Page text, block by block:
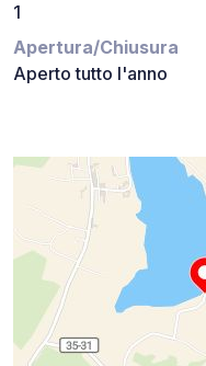
1
Apertura/Chiusura
Aperto tutto l'anno